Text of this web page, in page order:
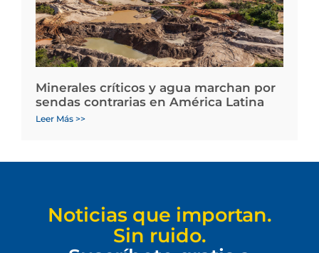
Minerales críticos y agua marchan por
sendas contrarias en América Latina
Leer Más >>
Noticias que importan.
Sin ruido.